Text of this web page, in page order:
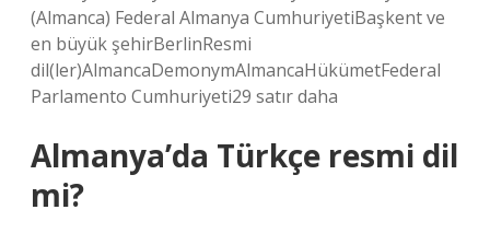
(Almanca) Federal Almanya CumhuriyetiBaşkent ve
en büyük şehirBerlinResmi
dil(ler)AlmancaDemonymAlmancaHükümetFederal
Parlamento Cumhuriyeti29 satır daha
Almanya’da Türkçe resmi dil
mi?